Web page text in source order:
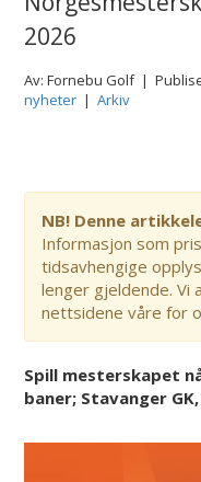
2026
Av: Fornebu Golf |
nyheter |Arkiv
NB! Denne
Informasjon som
tidsavhengige
lenger gjeldende. Vi
nettsidene våre for
Spill mesterskapet
baner; Stavanger